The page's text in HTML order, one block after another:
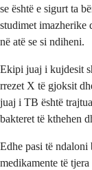
se është e sigurt ta
studimet
në atë se si ndiheni.
Ekipi juaj i kujdesit
rrezet X të gjoksit
juaj i TB është
bakteret të kthehen
Edhe pasi të
medikamente të